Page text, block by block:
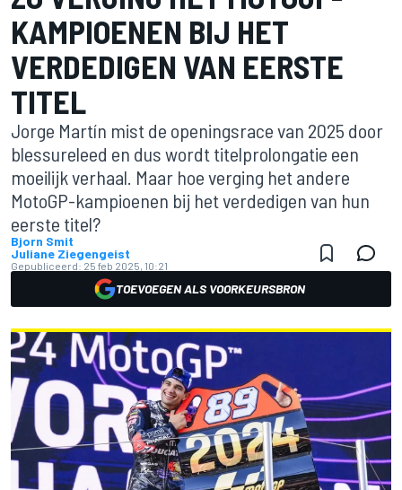
KAMPIOENEN BIJ HET
VERDEDIGEN VAN EERSTE
TITEL
Jorge Martín mist de openingsrace van 2025 door
blessureleed en dus wordt titelprolongatie een
moeilijk verhaal. Maar hoe verging het andere
MotoGP-kampioenen bij het verdedigen van hun
eerste titel?
Bjorn Smit
Juliane Ziegengeist
Gepubliceerd: 25 feb 2025, 10:21
TOEVOEGEN ALS VOORKEURSBRON